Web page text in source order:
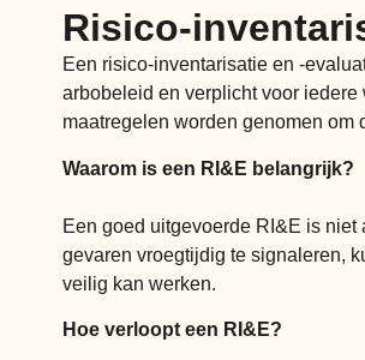
Risico-
Een risico-inventarisatie en -
arbobeleid en verplicht voor iedere
maatregelen worden genomen om
Waarom is een RI&E belangrijk?
Een goed uitgevoerde RI&E is
gevaren vroegtijdig te signaleren,
veilig kan werken.
Hoe verloopt een RI&E?